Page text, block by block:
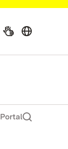
Portal